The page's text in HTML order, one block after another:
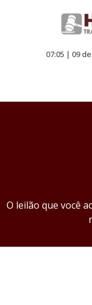
07:05 | 09
O leilão que você